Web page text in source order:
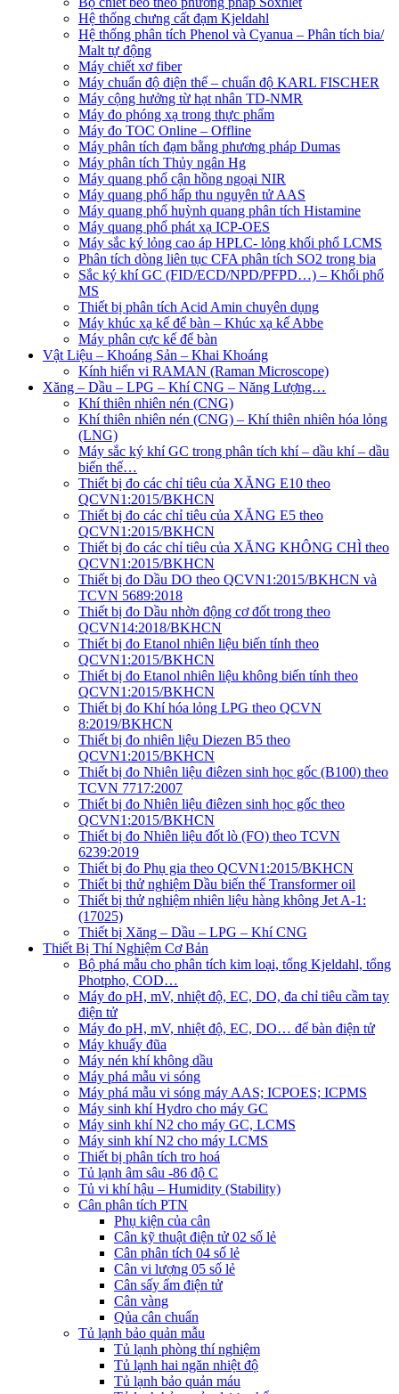
Hệ thống chưng cất đạm Kjeldahl
Hệ thống phân tích Phenol và Cyanua – Phân tích bia/
Malt tự động
Máy chiết xơ fiber
Máy chuẩn độ điện thế – chuẩn độ KARL FISCHER
Máy cộng hưởng từ hạt nhân TD-NMR
Máy đo phóng xạ trong thực phẩm
Máy đo TOC Online – Offline
Máy phân tích đạm bằng phương pháp Dumas
Máy phân tích Thủy ngân Hg
Máy quang phổ cận hồng ngoại NIR
Máy quang phổ hấp thu nguyên tử AAS
Máy quang phổ huỳnh quang phân tích Histamine
Máy quang phổ phát xạ ICP-OES
Máy sắc ký lỏng cao áp HPLC- lỏng khối phổ LCMS
Phân tích dòng liên tục CFA phân tích SO2 trong bia
Sắc ký khí GC (FID/ECD/NPD/PFPD…) – Khối phổ
MS
Thiết bị phân tích Acid Amin chuyên dụng
Máy khúc xạ kế để bàn – Khúc xạ kế Abbe
Máy phân cực kế để bàn
Vật Liệu – Khoáng Sản – Khai Khoáng
Kính hiển vi RAMAN (Raman Microscope)
Xăng – Dầu – LPG – Khí CNG – Năng Lượng…
Khí thiên nhiên nén (CNG)
Khí thiên nhiên nén (CNG) – Khí thiên nhiên hóa lỏng
(LNG)
Máy sắc ký khí GC trong phân tích khí – dầu khí – dầu
biến thế…
Thiết bị đo các chỉ tiêu của XĂNG E10 theo
QCVN1:2015/BKHCN
Thiết bị đo các chỉ tiêu của XĂNG E5 theo
QCVN1:2015/BKHCN
Thiết bị đo các chỉ tiêu của XĂNG KHÔNG CHÌ theo
QCVN1:2015/BKHCN
Thiết bị đo Dầu DO theo QCVN1:2015/BKHCN và
TCVN 5689:2018
Thiết bị đo Dầu nhờn động cơ đốt trong theo
QCVN14:2018/BKHCN
Thiết bị đo Etanol nhiên liệu biến tính theo
QCVN1:2015/BKHCN
Thiết bị đo Etanol nhiên liệu không biến tính theo
QCVN1:2015/BKHCN
Thiết bị đo Khí hóa lỏng LPG theo QCVN
8:2019/BKHCN
Thiết bị đo nhiên liệu Diezen B5 theo
QCVN1:2015/BKHCN
Thiết bị đo Nhiên liệu điêzen sinh học gốc (B100) theo
TCVN 7717:2007
Thiết bị đo Nhiên liệu điêzen sinh học gốc theo
QCVN1:2015/BKHCN
Thiết bị đo Nhiên liệu đốt lò (FO) theo TCVN
6239:2019
Thiết bị đo Phụ gia theo QCVN1:2015/BKHCN
Thiết bị thử nghiệm Dầu biến thế Transformer oil
Thiết bị thử nghiệm nhiên liệu hàng không Jet A-1:
(17025)
Thiết bị Xăng – Dầu – LPG – Khí CNG
Thiết Bị Thí Nghiệm Cơ Bản
Bộ phá mẫu cho phân tích kim loại, tổng Kjeldahl, tổng
Photpho, COD…
Máy đo pH, mV, nhiệt độ, EC, DO, đa chỉ tiêu cầm tay
điện tử
Máy đo pH, mV, nhiệt độ, EC, DO… để bàn điện tử
Máy khuấy đũa
Máy nén khí không dầu
Máy phá mẫu vi sóng
Máy phá mẫu vi sóng máy AAS; ICPOES; ICPMS
Máy sinh khí Hydro cho máy GC
Máy sinh khí N2 cho máy GC, LCMS
Máy sinh khí N2 cho máy LCMS
Thiết bị phân tích tro hoá
Tủ lạnh âm sâu -86 độ C
Tủ vi khí hậu – Humidity (Stability)
Cân phân tích PTN
Phụ kiện của cân
Cân kỹ thuật điện tử 02 số lẻ
Cân phân tích 04 số lẻ
Cân vi lượng 05 số lẻ
Cân sấy ẩm điện tử
Cân vàng
Qủa cân chuẩn
Tủ lạnh bảo quản mẫu
Tủ lạnh phòng thí nghiệm
Tủ lạnh hai ngăn nhiệt độ
Tủ lạnh bảo quản máu